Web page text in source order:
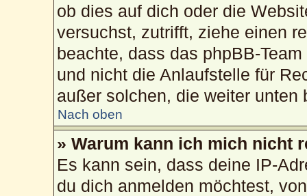
ob dies auf dich oder die
versuchst, zutrifft, ziehe einen
beachte, dass das phpBB-
und nicht die Anlaufstelle für
außer solchen, die weiter unten
Nach oben
» Warum kann ich mich nicht
Es kann sein, dass deine IP-
du dich anmelden möchtest,